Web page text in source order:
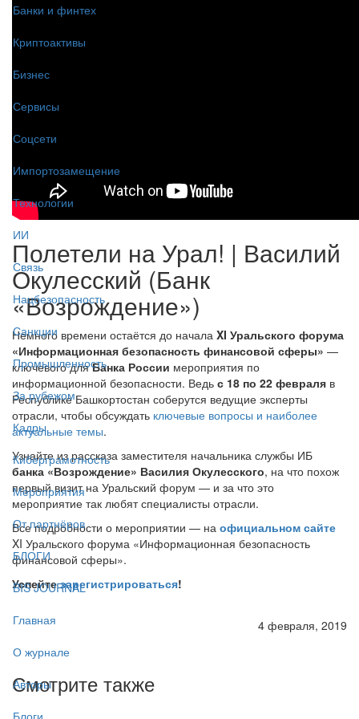
Банки и финтех
Криптоактивы
Бизнес
Сервисы
Соцсети
Импортозамещение
Технологии
ИИ
Связь
Нацбезопасность
Санкции
Промышленность
За рубежом
Кадры
Киберграмотность
Мероприятия
От партнёров
БЛОГИ
BIS JOURNAL
Главная
О журнале
Авторы
Блоги
Полетели на Урал! | Василий
Окулесский (Банк
«Возрождение»)
Немного времени остаётся до начала XI Уральского форума
«Информационная безопасность финансовой сферы» —
ключевого дляБанка России мероприятия по
информационной безопасности. Ведь с 18 по 22 февраля в
Республике Башкортостан соберутся ведущие эксперты
отрасли, чтобы обсуждать ключевые вопросы и наиболее
актуальные темы.
Узнайте из рассказа заместителя начальника службы ИБ
банка «Возрождение» Василия Окулесского, на что похож
первый визит на Уральский форум — и за что это
мероприятие так любят специалисты отрасли.
Все подробности о мероприятии — на официальном сайте
XI Уральского форума «Информационная безопасность
финансовой сферы».
Успейтезарегистрироваться!
4 февраля, 2019
Смотрите также